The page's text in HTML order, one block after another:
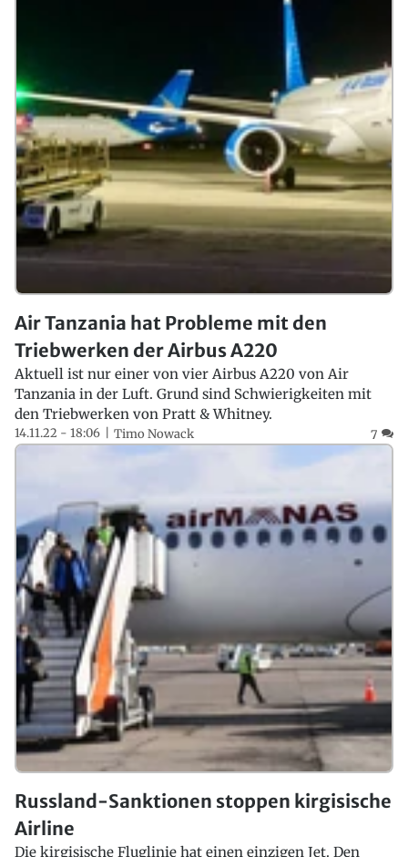
Air Tanzania hat Probleme mit den
Triebwerken der Airbus A220
Aktuell ist nur einer von vier Airbus A220 von Air
Tanzania in der Luft. Grund sind Schwierigkeiten mit
den Triebwerken von Pratt & Whitney.
14.11.22 - 18:06 Timo Nowack 7
Russland-Sanktionen stoppen kirgisische
Airline
Die kirgisische Fluglinie hat einen einzigen Jet. Den